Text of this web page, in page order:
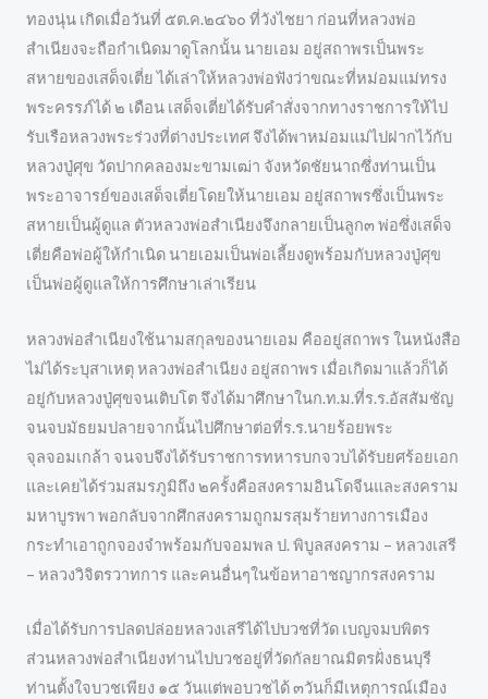
ทองนุ่น เกิดเมื่อวันที่ ๕ต.ค.๒๔๖๐ ที่วังไชยา ก่อนที่หลวงพ่อ
สำเนียงจะถือกำเนิดมาดูโลกนั้น นายเอม อยู่สถาพรเป็นพระ
สหายของเสด็จเตี่ย ได้เล่าให้หลวงพ่อฟังว่าขณะที่หม่อมแม่ทรง
พระครรภ์ได้ ๒ เดือน เสด็จเตี่ยได้รับคำสั่งจากทางราชการให้ไป
รับเรือหลวงพระร่วงที่ต่างประเทศ จึงได้พาหม่อมแม่ไปฝากไว้กับ
หลวงปู่ศุข วัดปากคลองมะขามเฒ่า จังหวัดชัยนาถซึ่งท่านเป็น
พระอาจารย์ของเสด็จเตี่ยโดยให้นายเอม อยู่สถาพรซึ่งเป็นพระ
สหายเป็นผู้ดูแล ตัวหลวงพ่อสำเนียงจึงกลายเป็นลูก๓ พ่อซึ่งเสด็จ
เตี่ยคือพ่อผู้ให้กำเนิด นายเอมเป็นพ่อเลี้ยงดูพร้อมกับหลวงปู่ศุข
เป็นพ่อผู้ดูแลให้การศึกษาเล่าเรียน
หลวงพ่อสำเนียงใช้นามสกุลของนายเอม คืออยู่สถาพร ในหนังสือ
ไม่ได้ระบุสาเหตุ หลวงพ่อสำเนียง อยู่สถาพร เมื่อเกิดมาแล้วก็ได้
อยู่กับหลวงปู่ศุขจนเติบโต จึงได้มาศึกษาในก.ท.ม.ที่ร.ร.อัสสัมชัญ
จนจบมัธยมปลายจากนั้นไปศึกษาต่อที่ร.ร.นายร้อยพระ
จุลจอมเกล้า จนจบจึงได้รับราชการทหารบกจวบได้รับยศร้อยเอก
และเคยได้ร่วมสมรภูมิถึง ๒ครั้งคือสงครามอินโดจีนและสงคราม
มหาบูรพา พอกลับจากศึกสงครามถูกมรสุมร้ายทางการเมือง
กระทำเอาถูกจองจำพร้อมกับจอมพล ป. พิบูลสงคราม – หลวงเสรี
– หลวงวิจิตรวาทการ และคนอื่นๆในข้อหาอาชญากรสงคราม
เมื่อได้รับการปลดปล่อยหลวงเสรีได้ไปบวชที่วัด เบญจมบพิตร
ส่วนหลวงพ่อสำเนียงท่านไปบวชอยู่ที่วัดกัลยาณมิตรฝั่งธนบุรี
ท่านตั้งใจบวชเพียง ๑๕ วันแต่พอบวชได้ ๓วันก็มีเหตุการณ์เมือง